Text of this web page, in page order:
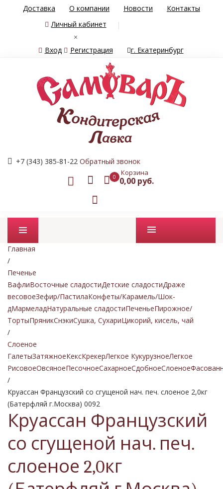
Доставка О компании Новости
Контакты
Личный кабинет
×
Вход
Регистрация г. Екатеринбург
+7 (343) 385-81-22 Обратный звонок
0 Корзина
0,00 руб.
Промо товары
Главная
/
Печенье
ВафлиВосточные сладостиДетские сладостиДраже
весовоеЗефир/ПастилаКонфеты/Карамель/Шок-
дМармеладНатуральные сладостиПеченьеПирожное/
ТортыПряникСнэкиСушка, СухариЦикорий, кисель, чай
/
Слоеное
ГалетыЗатяжноеКексКрекерЛегкое КукурузноеЛегкое
РисовоеОвсяноеПесочноеСахарноеСдобноеСлоеное
/
Круассан Французский со сгущеной нач. печ. слоеное 2,0кг
(Батерфляй г.Москва) 0092
Круассан Французский
со сгущеной нач. печ.
слоеное 2,0кг